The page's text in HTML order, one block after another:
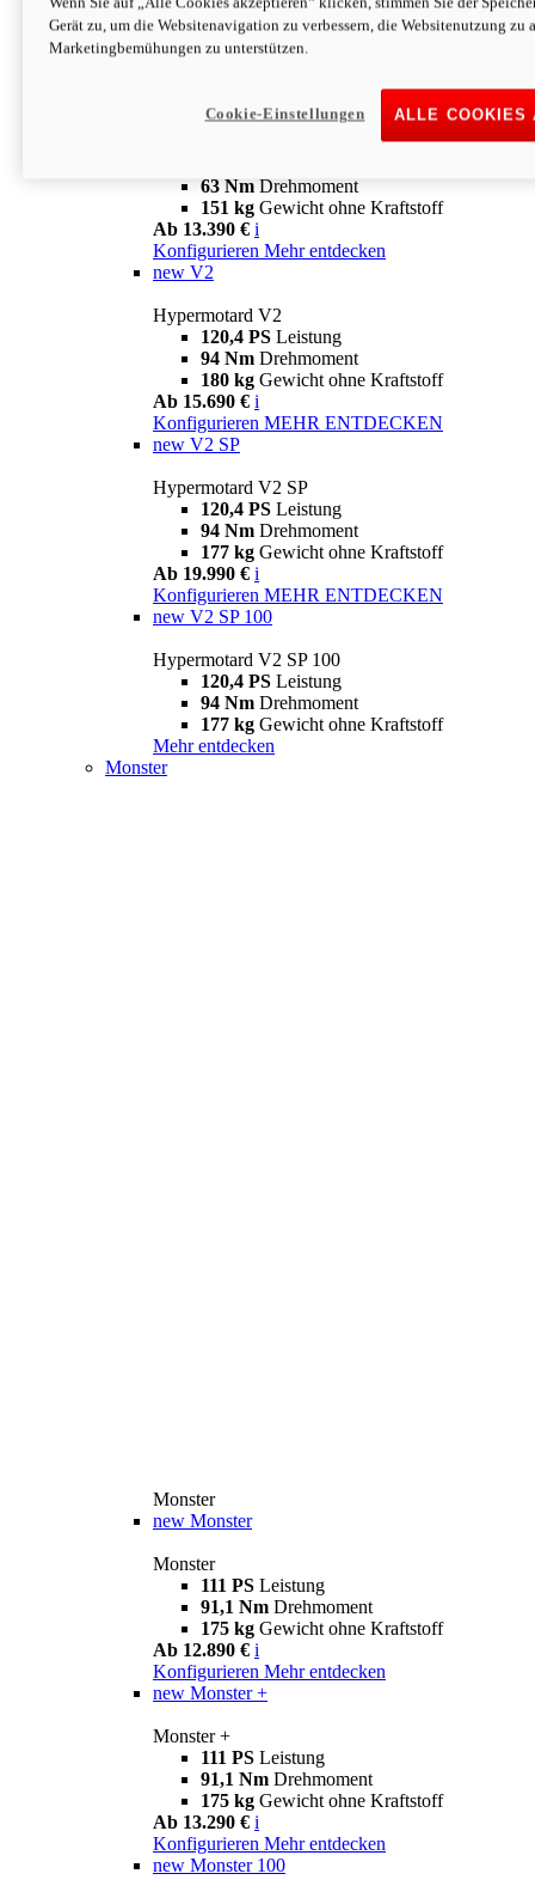
63 NmDrehmoment
151 kgGewicht ohne Kraftstoff
Ab 13.890 € i
63 Nm Drehmoment
151 kg Gewicht ohne Kraftstoff
Ab 13.390 € i
Konfigurieren Mehr entdecken
new V2
Hypermotard V2
120,4 PS Leistung
94 Nm Drehmoment
180 kg Gewicht ohne Kraftstoff
Ab 15.690 € i
Konfigurieren MEHR ENTDECKEN
new V2 SP
Hypermotard V2 SP
120,4 PS Leistung
94 Nm Drehmoment
177 kg Gewicht ohne Kraftstoff
Ab 19.990 € i
Konfigurieren MEHR ENTDECKEN
new V2 SP 100
Hypermotard V2 SP 100
120,4 PS Leistung
94 Nm Drehmoment
177 kg Gewicht ohne Kraftstoff
Mehr entdecken
Monster
Monster
new Monster
Monster
111 PS Leistung
91,1 Nm Drehmoment
175 kg Gewicht ohne Kraftstoff
Ab 12.890 € i
Konfigurieren Mehr entdecken
new Monster +
Monster +
111 PS Leistung
91,1 Nm Drehmoment
175 kg Gewicht ohne Kraftstoff
Ab 13.290 € i
Konfigurieren Mehr entdecken
new Monster 100
Gerät zu, um die Websitenavigation zu verbessern, die Websitenutzung zu
Marketingbemühungen zu unterstützen.
ALLE COOKIES
Cookie-Einstellungen